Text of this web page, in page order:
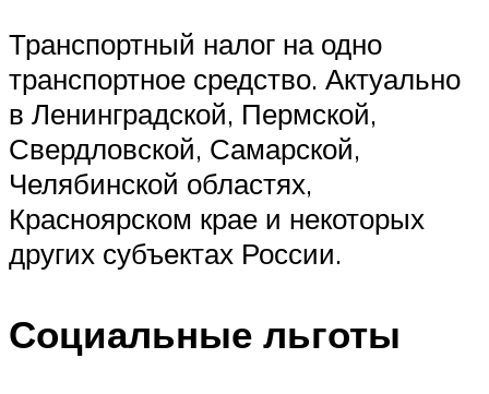
Транспортный налог на одно
транспортное средство. Актуально
в Ленинградской, Пермской,
Свердловской, Самарской,
Челябинской областях,
Красноярском крае и некоторых
других субъектах России.
Социальные льготы